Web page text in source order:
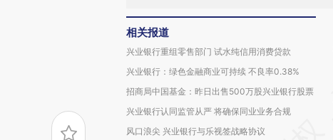
相关报道
兴业银行重组零售部门 试水纯信用消费贷款
兴业银行：绿色金融商业可持续 不良率0.38%
招商局中国基金：昨日出售500万股兴业银行股票
兴业银行认同监管从严 将确保同业业务合规
风口浪尖 兴业银行与乐视签战略协议